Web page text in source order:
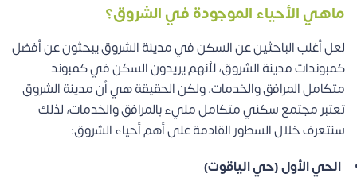
ماهي الأحياء الموجودة في الشروق؟
لعل أغلب الباحثين عن السكن في مدينة الشروق يبحثون عن أفضل
كمبوندات مدينة الشروق، لأنهم يريدون السكن في كمبوند
متكامل المرافق والخدمات، ولكن الحقيقة هي أن مدينة الشروق
تعتبر مجتمع سكني متكامل مليء بالمرافق والخدمات، لذلك
سنتعرف خلال السطور القادمة على أهم أحياء الشروق:
الحي الأول (حي الياقوت)